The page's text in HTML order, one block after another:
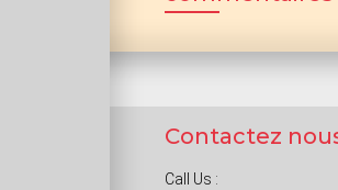
Contactez
Call Us :